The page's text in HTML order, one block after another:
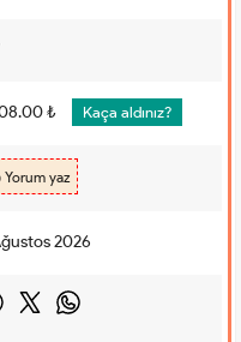
₺ Kaça aldınız?
yaz
2026